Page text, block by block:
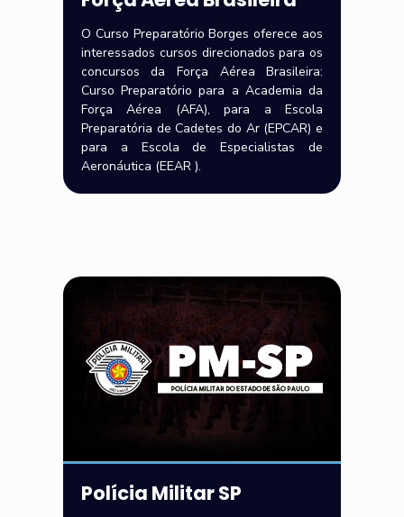
O Curso Preparatório Borges oferece aos
interessados cursos direcionados para os
concursos da Força Aérea Brasileira:
Curso Preparatório para a Academia da
Força Aérea (AFA), para a Escola
Preparatória de Cadetes do Ar (EPCAR) e
para a Escola de Especialistas de
Aeronáutica (EEAR ).
Polícia Militar SP